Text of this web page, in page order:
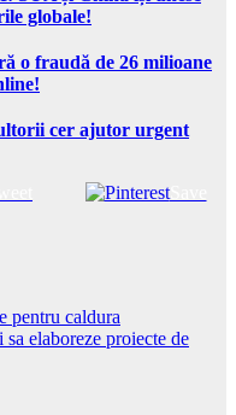
globale!
o fraudă de 26 milioane
cer ajutor urgent
Save
pentru caldura
elaboreze proiecte de